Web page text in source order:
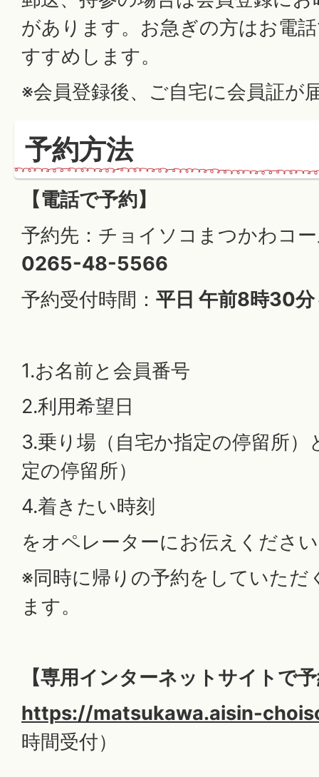
があります。お急ぎの方はお電
すすめします。
※会員登録後、ご自宅に会員証が
予約方法
【電話で予約】
予約先：チョイソコまつかわコ
0265-48-5566
予約受付時間： 平日 午前8時30
1.お名前と会員番号
2.利用希望日
3.乗り場（自宅か指定の停留所）
定の停留所）
4.着きたい時刻
をオペレーターにお伝えくださ
※同時に帰りの予約をしていただ
ます。
【専用インターネットサイトで
https://matsukawa.aisin-
時間受付）